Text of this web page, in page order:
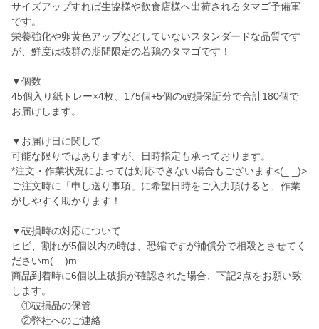
サイズアップすれば生協様や飲食店様へ出荷されるタマゴ予備軍
です。
栄養強化や卵黄色アップなどしていないスタンダードな品質です
が、鮮度は抜群の期間限定の若鶏のタマゴです！
▼個数
45個入り紙トレー×4枚、175個+5個の破損保証分で合計180個で
お届けします。
▼お届け日に関して
可能な限りではありますが、日時指定も承っております。
*注文・作業状況によっては対応できない場合もございます<(_ _)>
ご注文時に「申し送り事項」に希望日時をご入力頂けると、作業
がしやすく助かります！
▼破損時の対応について
ヒビ、割れが5個以内の時は、恐縮ですが補償分で相殺とさせてく
ださいm(__)m
商品到着時に6個以上破損が確認された場合、下記2点をお願い致
します。
①破損品の保管
②弊社へのご連絡